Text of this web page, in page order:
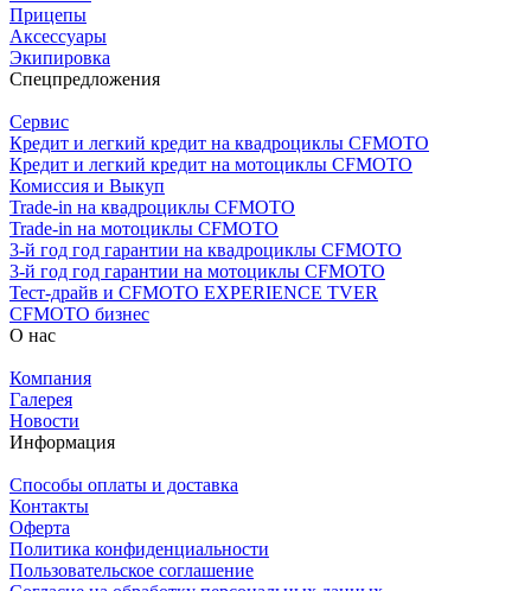
Прицепы
Аксессуары
Экипировка
Спецпредложения
Сервис
Кредит и легкий кредит на квадроциклы CFMOTO
Кредит и легкий кредит на мотоциклы CFMOTO
Комиссия и Выкуп
Trade-in на квадроциклы CFMOTO
Trade-in на мотоциклы CFMOTO
3-й год год гарантии на квадроциклы CFMOTO
3-й год год гарантии на мотоциклы CFMOTO
Тест-драйв и CFMOTO EXPERIENCE TVER
CFMOTO бизнес
О нас
Компания
Галерея
Новости
Информация
Способы оплаты и доставка
Контакты
Оферта
Политика конфиденциальности
Пользовательское соглашение